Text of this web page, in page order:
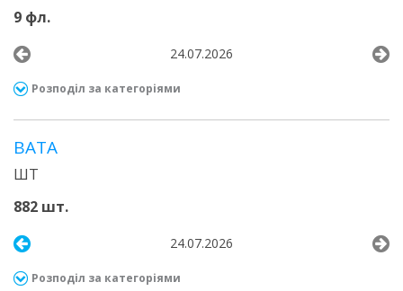
9 фл.
24.07.2026
Розподіл за категоріями
ВАТА
ШТ
882 шт.
24.07.2026
Розподіл за категоріями